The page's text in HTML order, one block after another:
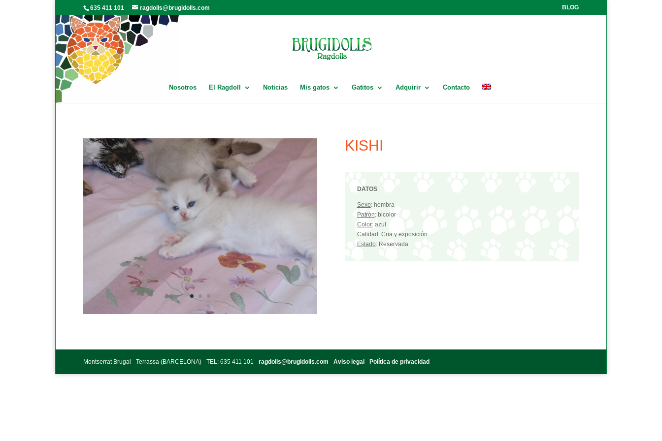
635 411 101 ragdolls@brugidolls.com BLOG
Nosotros El Ragdoll Noticias Mis gatos Gatitos Adquirir Contacto
KISHI
DATOS
Sexo: hembra
Patrón: bicolor
Color: azul
Calidad: Cria y exposición
Estado: Reservada
Montserrat Brugal - Terrassa (BARCELONA) - TEL: 635 411 101 - ragdolls@brugidolls.com - Aviso legal- Política de privacidad